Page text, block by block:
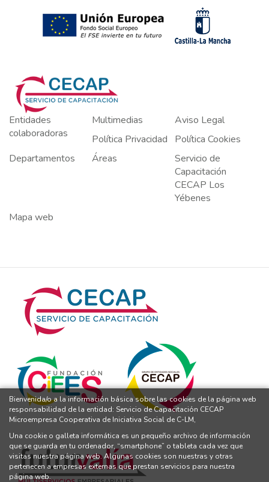
Entidades
colaboradoras
Multimedias
Aviso Legal
Política Privacidad
Política Cookies
Departamentos
Áreas
Servicio de
Capacitación
CECAP Los
Yébenes
Mapa web
Bienvenida/o a la información básica sobre las cookies de la página web
responsabilidad de la entidad: Servicio de Capacitación CECAP
Microempresa Cooperativa de Iniciativa Social de C-LM,
Una cookie o galleta informática es un pequeño archivo de información
que se guarda en tu ordenador, “smartphone” o tableta cada vez que
visitas nuestra página web. Algunas cookies son nuestras y otras
pertenecen a empresas externas que prestan servicios para nuestra
página web.